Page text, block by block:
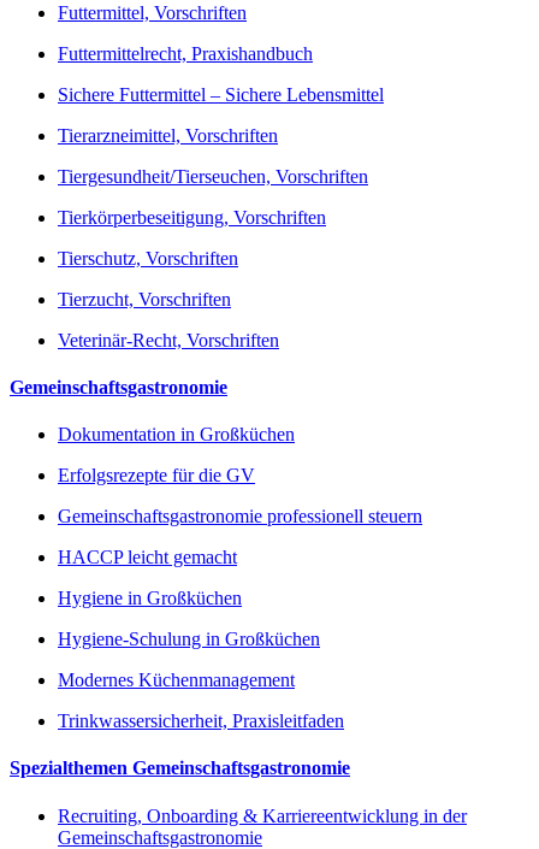
Futtermittel, Vorschriften
Futtermittelrecht, Praxishandbuch
Sichere Futtermittel – Sichere Lebensmittel
Tierarzneimittel, Vorschriften
Tiergesundheit/Tierseuchen, Vorschriften
Tierkörperbeseitigung, Vorschriften
Tierschutz, Vorschriften
Tierzucht, Vorschriften
Veterinär-Recht, Vorschriften
Gemeinschaftsgastronomie
Dokumentation in Großküchen
Erfolgsrezepte für die GV
Gemeinschaftsgastronomie professionell steuern
HACCP leicht gemacht
Hygiene in Großküchen
Hygiene-Schulung in Großküchen
Modernes Küchenmanagement
Trinkwassersicherheit, Praxisleitfaden
Spezialthemen Gemeinschaftsgastronomie
Recruiting, Onboarding & Karriereentwicklung in der
Gemeinschaftsgastronomie